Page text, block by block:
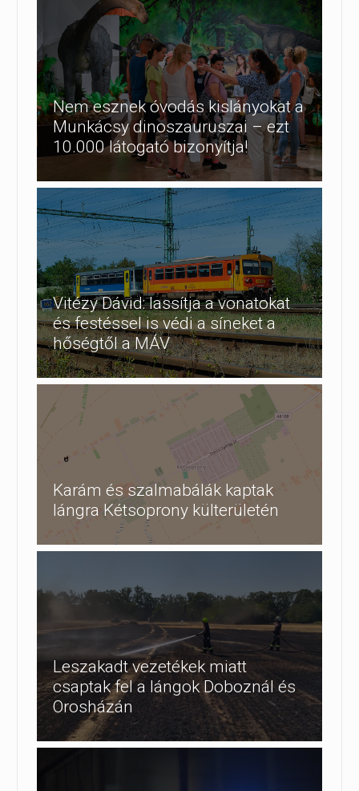
Nem esznek óvodás kislányokat a
Munkácsy dinoszauruszai – ezt
10.000 látogató bizonyítja!
Vitézy Dávid: lassítja a vonatokat
és festéssel is védi a síneket a
hőségtől a MÁV
Karám és szalmabálák kaptak
lángra Kétsoprony külterületén
Leszakadt vezetékek miatt
csaptak fel a lángok Doboznál és
Orosházán